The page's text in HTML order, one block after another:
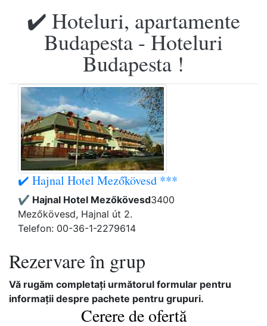
✔️ Hoteluri, apartamente
Budapesta - Hoteluri
Budapesta !
✔️ Hajnal Hotel Mezőkövesd ***
✔️ Hajnal Hotel Mezőkövesd3400
Mezőkövesd, Hajnal út 2.
Telefon: 00-36-1-2279614
Rezervare în grup
Vă rugăm completaţi următorul formular pentru
informaţii despre pachete pentru grupuri.
Cerere de ofertă